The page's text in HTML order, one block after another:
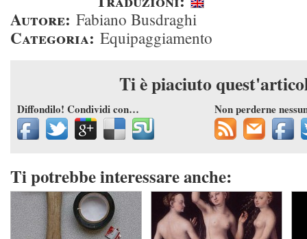
Autore: Fabiano Busdraghi
Categoria: Equipaggiamento
Ti è piaciuto
Diffondilo! Condividi con… Non perderne
Ti potrebbe interessare anche: